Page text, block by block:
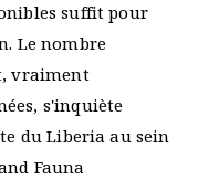
suffit pour
Le nombre
vraiment
s'inquiète
du Liberia au sein
Fauna